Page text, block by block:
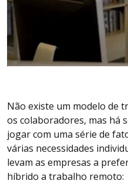
Não existe um modelo de
os colaboradores, mas há
jogar com uma série de
várias necessidades
levam as empresas a
híbrido a trabalho remoto: